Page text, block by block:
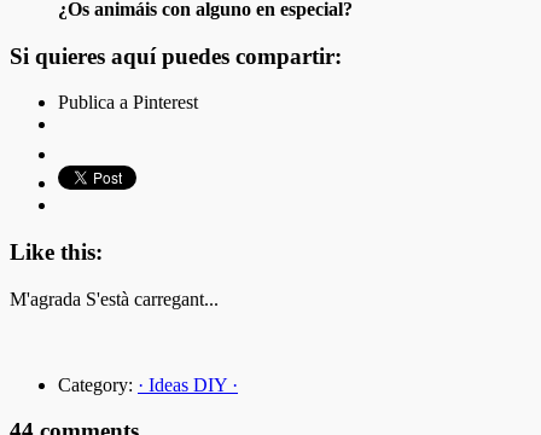
¿Os animáis con alguno en especial?
Si quieres aquí puedes compartir:
Publica a Pinterest
Like this:
M'agrada S'està carregant...
Category: · Ideas DIY ·